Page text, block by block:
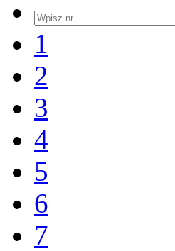
1
2
3
4
5
6
7